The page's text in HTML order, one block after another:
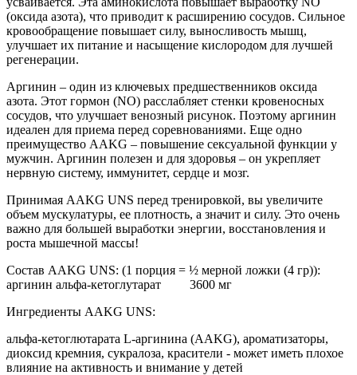
(оксида азота), что приводит к расширению сосудов. Сильное
кровообращение повышает силу, выносливость мышц,
улучшает их питание и насыщение кислородом для лучшей
регенерации.
Аргинин – один из ключевых предшественников оксида
азота. Этот гормон (NO) расслабляет стенки кровеносных
сосудов, что улучшает венозный рисунок. Поэтому аргинин
идеален для приема перед соревнованиями. Еще одно
преимущество AAKG – повышение сексуальной функции у
мужчин. Аргинин полезен и для здоровья – он укрепляет
нервную систему, иммунитет, сердце и мозг.
Принимая AAKG UNS перед тренировкой, вы увеличите
объем мускулатуры, ее плотность, а значит и силу. Это очень
важно для большей выработки энергии, восстановления и
роста мышечной массы!
Состав AAKG UNS: (1 порция = ½ мерной ложки (4 гр)):
аргинин альфа-кетоглутарат 3600 мг
Ингредиенты AAKG UNS:
альфа-кетоглютарата L-аргинина (AAKG), ароматизаторы,
диоксид кремния, сукралоза, красители - может иметь плохое
влияние на активность и внимание у детей